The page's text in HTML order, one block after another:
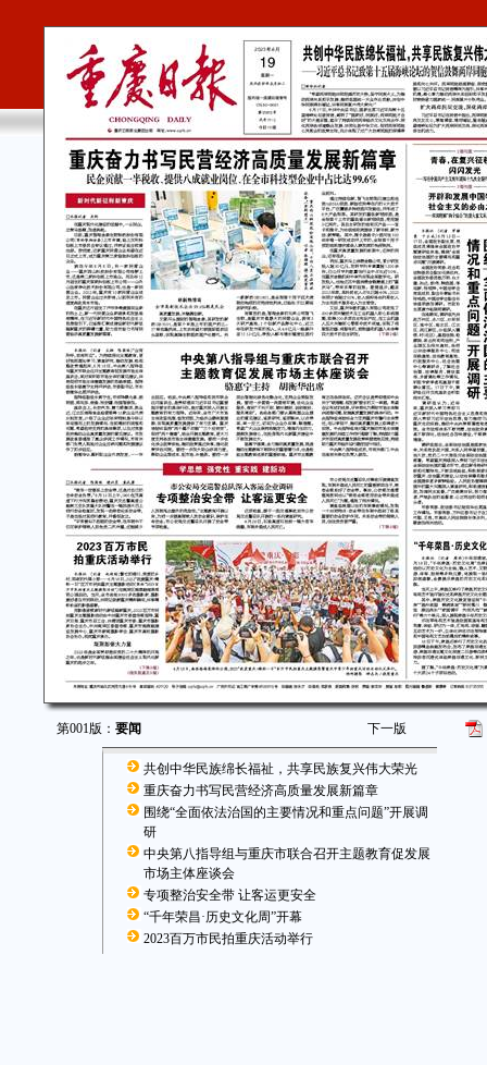
第001版： 要闻 下一版
共创中华民族绵长福祉，共享民族复兴伟大荣光
重庆奋力书写民营经济高质量发展新篇章
围绕“全面依法治国的主要情况和重点问题”开展调
研
中央第八指导组与重庆市联合召开主题教育促发展
市场主体座谈会
专项整治安全带 让客运更安全
“千年荣昌·历史文化周”开幕
2023百万市民拍重庆活动举行